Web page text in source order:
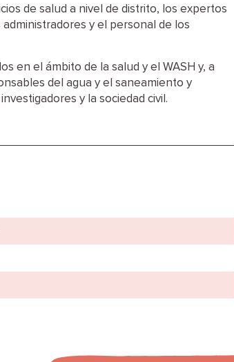
de salud a nivel de distrito, los expertos
y el personal de los
en el ámbito de la salud y el WASH y, a
del agua y el saneamiento y
y la sociedad civil.